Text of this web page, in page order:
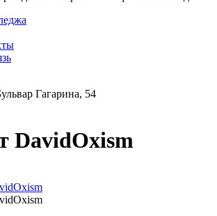
Гагарина, 54
DavidOxism